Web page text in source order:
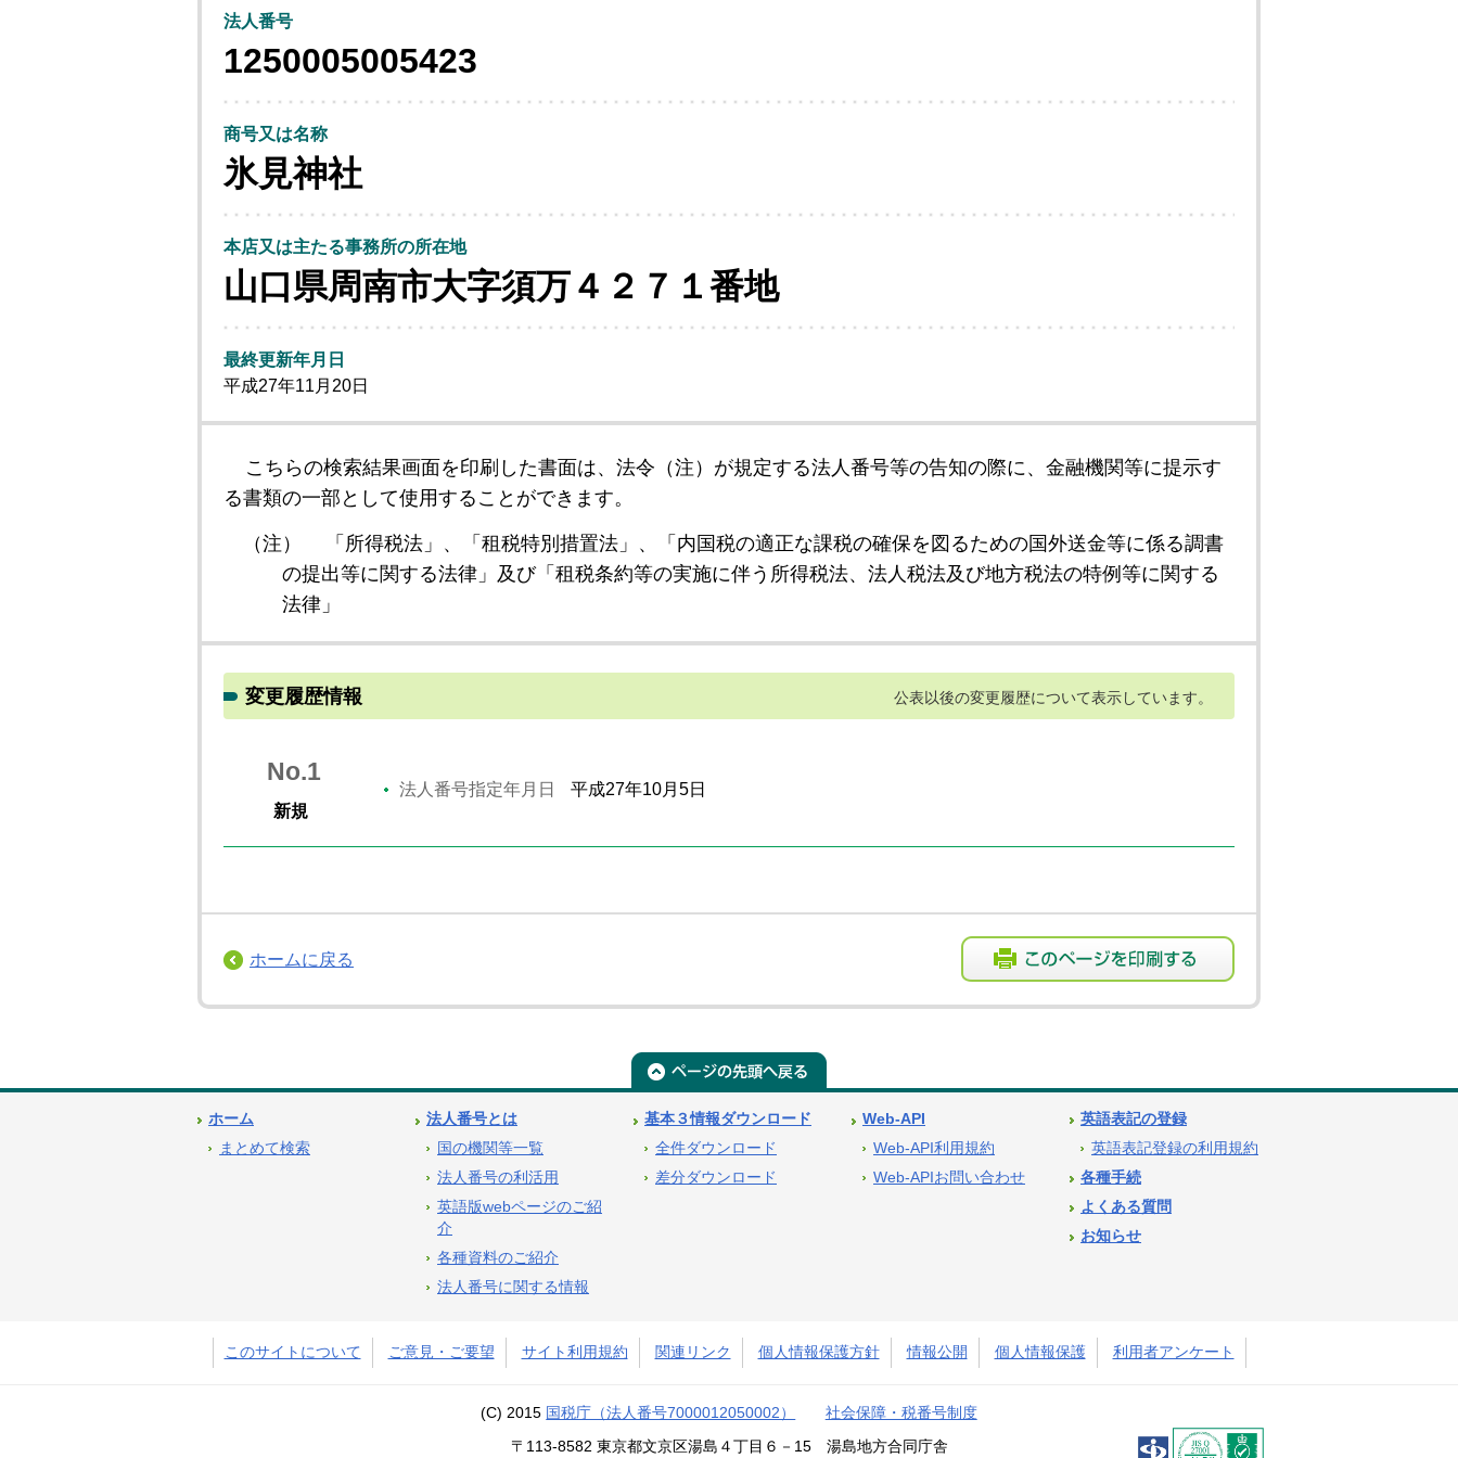
法人番号
1250005005423
商号又は名称
氷見神社
本店又は主たる事務所の所在地
山口県周南市大字須万４２７１番地
最終更新年月日
平成27年11月20日
こちらの検索結果画面を印刷した書面は、法令（注）が規定する法人番号等の告知の際に、金融機関等に提示す
る書類の一部として使用することができます。
（注）
「所得税法」、「租税特別措置法」、「内国税の適正な課税の確保を図るための国外送金等に係る調書
の提出等に関する法律」及び「租税条約等の実施に伴う所得税法、法人税法及び地方税法の特例等に関する
法律」
変更履歴情報 公表以後の変更履歴について表示しています。
No.1
新規
法人番号指定年月日 平成27年10月5日
ホームに戻る
ホーム
まとめて検索
法人番号とは
国の機関等一覧
法人番号の利活用
英語版webページのご紹
介
各種資料のご紹介
法人番号に関する情報
基本３情報ダウンロード
全件ダウンロード
差分ダウンロード
Web-API
Web-API利用規約
Web-APIお問い合わせ
英語表記の登録
英語表記登録の利用規約
各種手続
よくある質問
お知らせ
このサイトについて ご意見・ご要望 サイト利用規約 関連リンク 個人情報保護方針 情報公開 個人情報保護 利用者アンケート
(C) 2015 国税庁（法人番号7000012050002） 社会保障・税番号制度
〒113-8582 東京都文京区湯島４丁目６－15 湯島地方合同庁舎